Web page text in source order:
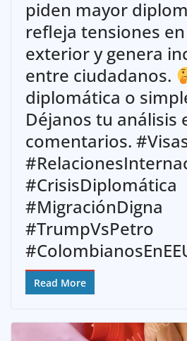
piden mayor
refleja tensiones
exterior y genera
entre ciudadanos.
diplomática o
Déjanos tu análisis
comentarios.
#CrisisDiplomática
#MigraciónDigna
#TrumpVsPetro
Read More